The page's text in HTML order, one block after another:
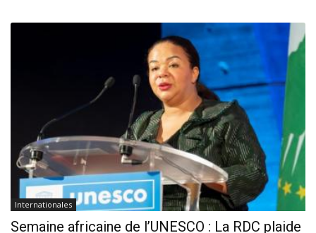
Internationales
Semaine africaine de l’UNESCO : La RDC plaide